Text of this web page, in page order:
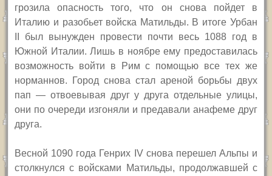
грозила опасность того, что он снова пойдет в
Италию и разобьет войска Матильды. В итоге Урбан
был вынужден провести почти весь 1088 год в
Южной Италии. Лишь в ноябре ему предоставилась
возможность войти в Рим с помощью все тех же
норманнов. Город снова стал ареной борьбы двух
пап — отвоевывая друг у друга отдельные улицы,
они по очереди изгоняли и предавали анафеме друг
друга.
Весной 1090 года Генрих IV снова перешел Альпы и
столкнулся с войсками Матильды, продолжавшей с